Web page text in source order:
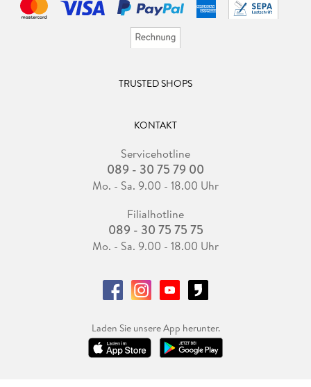
TRUSTED SHOPS
KONTAKT
Servicehotline
089 - 30 75 79 00
Mo. - Sa. 9.00 - 18.00 Uhr
Filialhotline
089 - 30 75 75 75
Mo. - Sa. 9.00 - 18.00 Uhr
Laden Sie unsere App herunter.